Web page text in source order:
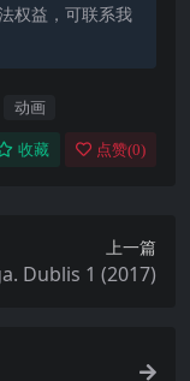
权益，可联系我
动画
收藏 点赞(0)
上一篇
Dublis 1 (2017)